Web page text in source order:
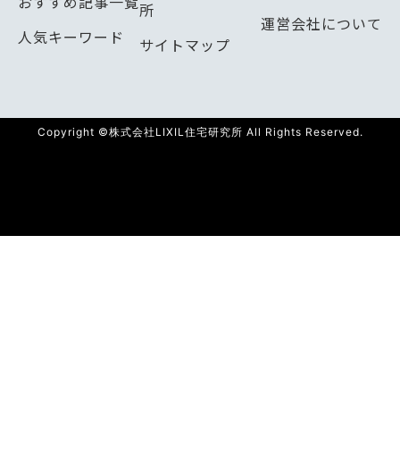
人気キーワード
所
サイトマップ
運営会社について
Copyright ©株式会社LIXIL住宅研究所 All Rights Reserved.